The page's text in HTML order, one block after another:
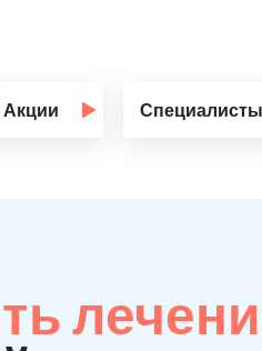
Акции Специалисты